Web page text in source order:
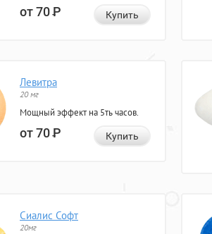
от 70Р Купить
Левитра
20 мг
Мощный эффект на 5ть часов.
от 70Р Купить
Сиалис Софт
20мг